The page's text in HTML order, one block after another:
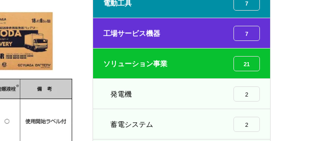
電動工具 7
工場サービス機器 7
ソリューション事業 21
発電機 2
蓄電システム 2